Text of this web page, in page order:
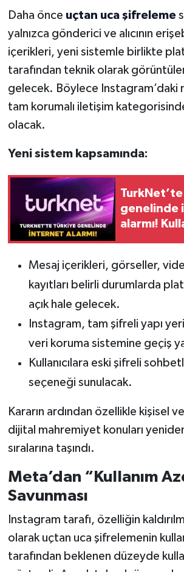
Daha önce uçtan uca şifreleme
yalnızca gönderici ve alıcının
içerikleri, yeni sistemle birlikte
tarafından teknik olarak
gelecek. Böylece Instagram’daki
tam korumalı iletişim
olacak.
Yeni sistem kapsamında:
genelinde
alarmı!
Mesaj içerikleri, görseller,
kayıtları belirli durumlarda
açık hale gelecek.
Instagram, tam şifreli yapı
veri koruma sistemine geçiş
Kullanıcılara eski şifreli
seçeneği sunulacak.
Kararın ardından özellikle kişisel
dijital mahremiyet konuları
sıralarına taşındı.
Meta’dan “Kullanım
Savunması
Instagram tarafı, özelliğin
olarak uçtan uca şifrelemenin
tarafından beklenen düzeyde